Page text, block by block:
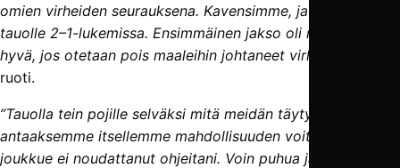
omien virheiden seurauksena. Kavensimme, ja pääsimme
tauolle 2–1-lukemissa. Ensimmäinen jakso oli meiltä ihan
hyvä, jos otetaan pois maaleihin johtaneet virheet”
ruoti.
”Tauolla tein pojille selväksi mitä meidän täytyy tehdä
antaaksemme itsellemme mahdollisuuden voittaa, mutta
joukkue ei noudattanut ohjeitani. Voin puhua ja voin